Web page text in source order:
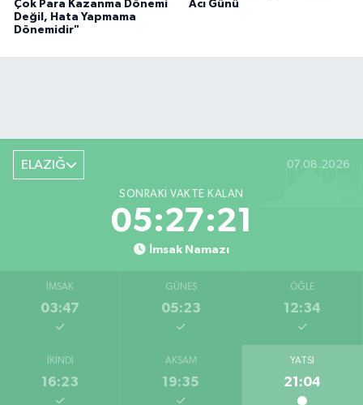
Çok Para Kazanma Dönemi
Değil, Hata Yapmama
Dönemidir"
Acı Günü
ELAZIĞ 07.08.2026
SONRAKI VAKTE KALAN
05:27:20
İmsak Namazı
İMSAK
03:47
GÜNEŞ
05:23
ÖĞLE
12:34
İKINDI
16:23
AKŞAM
19:35
YATSI
21:04